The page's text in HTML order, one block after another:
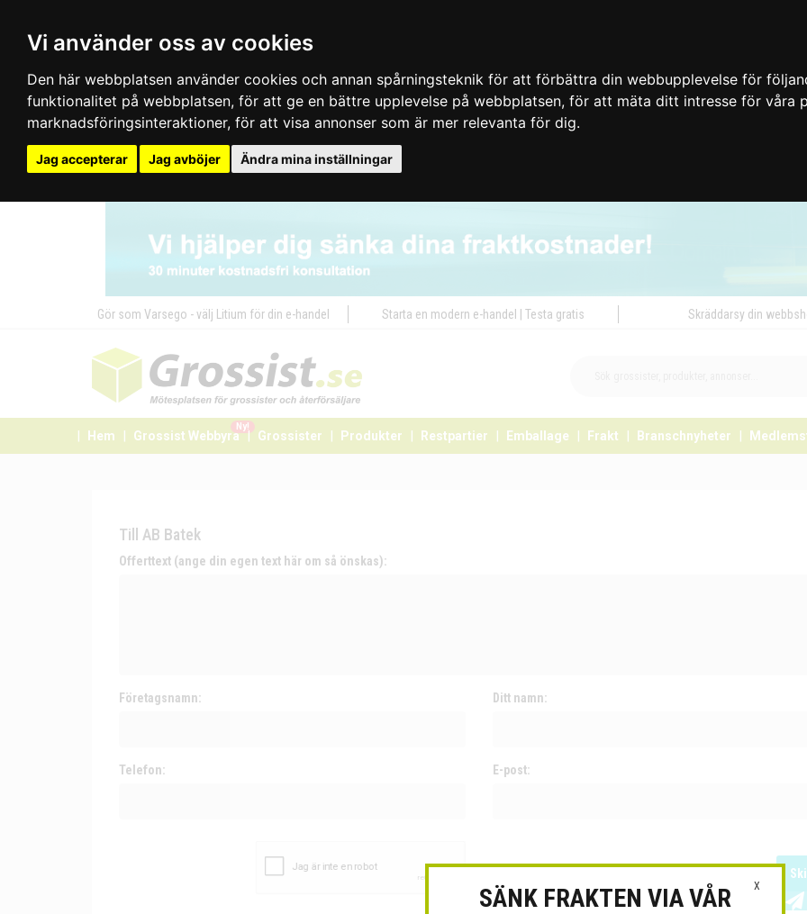
Vi använder oss av cookies
Den här webbplatsen använder cookies och annan spårningsteknik för att förbättra din webbupplevelse för
funktionalitet på webbplatsen, för att ge en bättre upplevelse på webbplatsen, för att mäta ditt intresse för våra
marknadsföringsinteraktioner, för att visa annonser som är mer relevanta för dig.
Jag accepterar Jag avböjer Ändra mina inställningar
Gör som Varsego - välj Litium för din e-handel Starta en modern e-handel | Testa gratis Skräddarsy din
Hem Grossist Webbyrå
Ny!
Grossister Produkter Restpartier Emballage Frakt Branschnyheter
Till AB Batek
Offerttext (ange din egen text här om så önskas):
Företagsnamn: Ditt namn:
Telefon: E-post:
X
SÄNK FRAKTEN VIA VÅR